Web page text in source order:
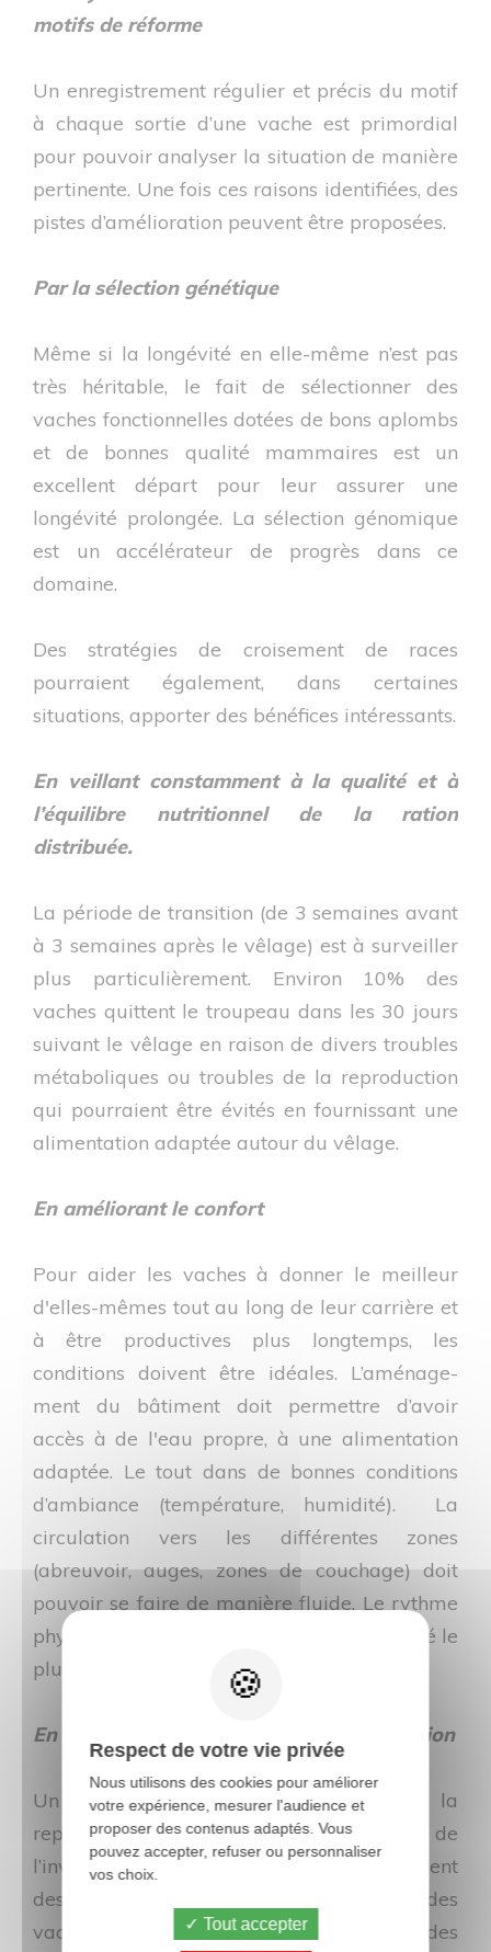
motifs de réforme
Un enregistrement régulier et précis du motif
à chaque sortie d’une vache est primordial
pour pouvoir analyser la situation de manière
pertinente. Une fois ces raisons identifiées, des
pistes d’amélioration peuvent être proposées.
Par la sélection génétique
Même si la longévité en elle-même n’est pas
très héritable, le fait de sélectionner des
vaches fonctionnelles dotées de bons aplombs
et de bonnes qualité mammaires est un
excellent départ pour leur assurer une
longévité prolongée. La sélection génomique
est un accélérateur de progrès dans ce
domaine.
Des stratégies de croisement de races
pourraient également, dans certaines
situations, apporter des bénéfices intéressants.
En veillant constamment à la qualité et à
l’équilibre nutritionnel de la ration
distribuée.
La période de transition (de 3 semaines avant
à 3 semaines après le vêlage) est à surveiller
plus particulièrement. Environ 10% des
vaches quittent le troupeau dans les 30 jours
suivant le vêlage en raison de divers troubles
métaboliques ou troubles de la reproduction
qui pourraient être évités en fournissant une
alimentation adaptée autour du vêlage.
En améliorant le confort
Pour aider les vaches à donner le meilleur
d'elles-mêmes tout au long de leur carrière et
à être productives plus long­temps, les
conditions doivent être idéales. L’aménage­
ment du bâtiment doit permettre d’avoir
accès à de l'eau propre, à une alimentation
adaptée. Le tout dans de bonnes conditions
d’ambiance (température, humidité). La
circulation vers les différentes zones
(abreuvoir, auges, zones de couchage) doit
pouvoir se faire de manière fluide. Le rythme
physiologique des vaches doit être respecté le
plus possible.
En améliorant la conduite de la reproduction
Un suivi régulier et rigoureux de la
reproduction qui passe par le contrôle de
l’involution utérine, la détection, le traitement
des endométrites, la prise en charge des
vaches infertiles et une détection efficace des
Respect de votre vie privée
Nous utilisons des cookies pour améliorer
votre expérience, mesurer l'audience et
proposer des contenus adaptés. Vous
pouvez accepter, refuser ou personnaliser
vos choix.
Tout accepter